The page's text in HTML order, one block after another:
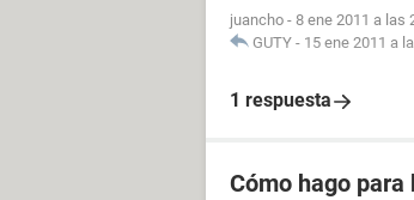
juancho - 8 ene 2011 a las
GUTY - 15 ene 2011 a
1 respuesta
Cómo hago